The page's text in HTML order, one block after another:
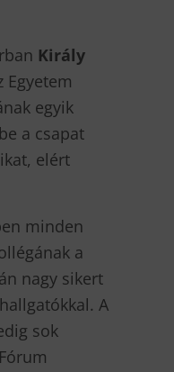
Király
Egyetem
egyik
a csapat
elért
minden
a
nagy sikert
A
sok